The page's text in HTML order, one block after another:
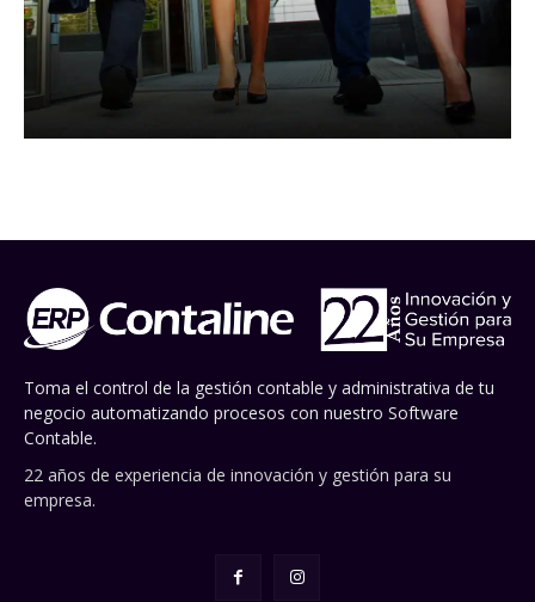
Toma el control de la gestión contable y administrativa de tu
negocio automatizando procesos con nuestro Software
Contable.
22 años de experiencia de innovación y gestión para su
empresa.